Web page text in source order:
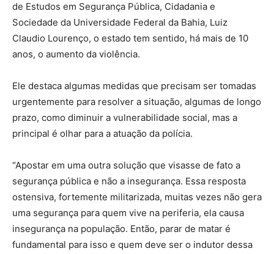
de Estudos em Segurança Pública, Cidadania e
Sociedade da Universidade Federal da Bahia, Luiz
Claudio Lourenço, o estado tem sentido, há mais de 10
anos, o aumento da violência.
Ele destaca algumas medidas que precisam ser tomadas
urgentemente para resolver a situação, algumas de longo
prazo, como diminuir a vulnerabilidade social, mas a
principal é olhar para a atuação da polícia.
“Apostar em uma outra solução que visasse de fato a
segurança pública e não a insegurança. Essa resposta
ostensiva, fortemente militarizada, muitas vezes não gera
uma segurança para quem vive na periferia, ela causa
insegurança na população. Então, parar de matar é
fundamental para isso e quem deve ser o indutor dessa